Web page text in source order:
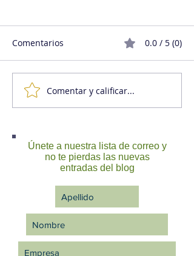
¿Qué tal eres pidiendo
ayuda?
Comentarios 0.0 / 5 (0)
Comentar y calificar...
Únete a nuestra lista de correo y
no te pierdas las nuevas
entradas del blog